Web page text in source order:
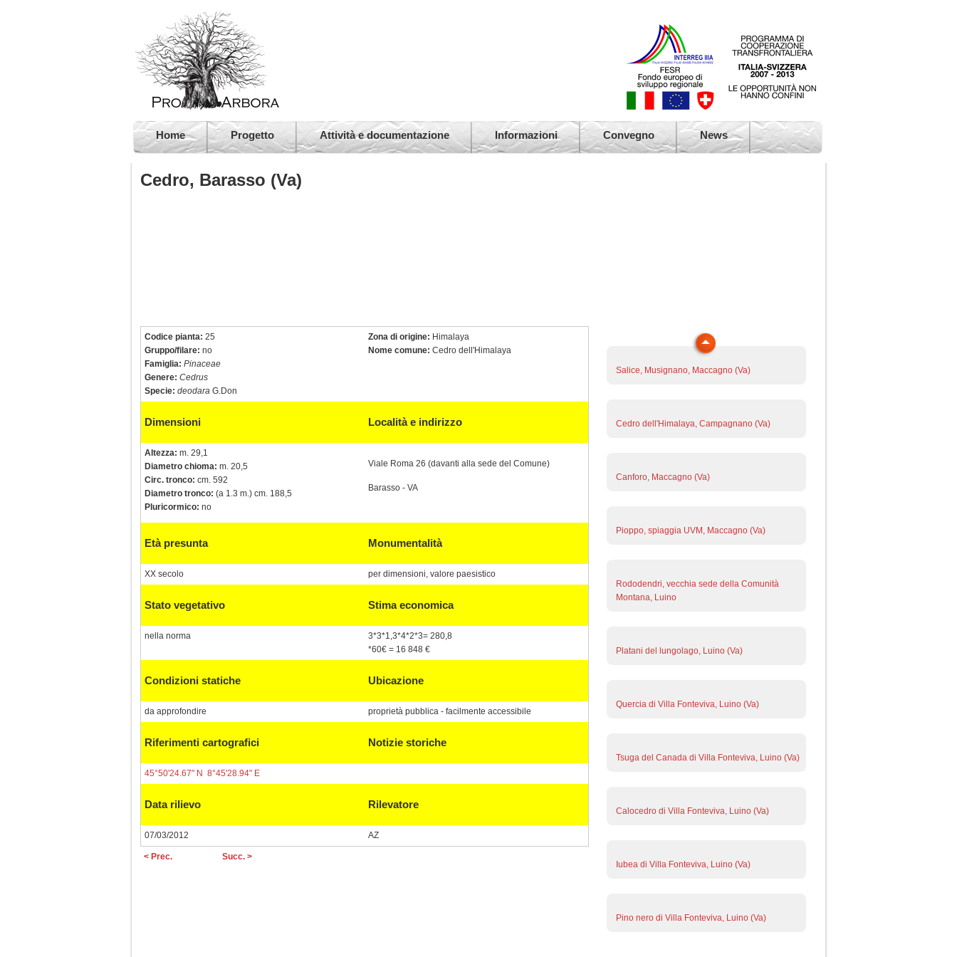
Home Progetto Attività e documentazione Informazioni Convegno News
Cedro, Barasso (Va)
Codice pianta: 25
Gruppo/filare: no
Famiglia: Pinaceae
Genere: Cedrus
Specie: deodara G.Don
Zona di origine: Himalaya
Nome comune: Cedro dell'Himalaya
Dimensioni Località e indirizzo
Altezza: m. 29,1
Diametro chioma: m. 20,5
Circ. tronco: cm. 592
Diametro tronco: (a 1.3 m.) cm. 188,5
Pluricormico: no
Viale Roma 26 (davanti alla sede del Comune)
Barasso - VA
Età presunta Monumentalità
XX secolo per dimensioni, valore paesistico
Stato vegetativo Stima economica
nella norma
3*3*1,3*4*2*3= 280,8
*60€ = 16 848 €
Condizioni statiche Ubicazione
da approfondire proprietà pubblica - facilmente accessibile
Riferimenti cartografici Notizie storiche
45°50'24.67" N 8°45'28.94" E
Data rilievo Rilevatore
07/03/2012 AZ
Salice, Musignano, Maccagno (Va)
Cedro dell'Himalaya, Campagnano (Va)
Canforo, Maccagno (Va)
Pioppo, spiaggia UVM, Maccagno (Va)
Rododendri, vecchia sede della Comunità
Montana, Luino
Platani del lungolago, Luino (Va)
Quercia di Villa Fonteviva, Luino (Va)
Tsuga del Canada di Villa Fonteviva, Luino (Va)
Calocedro di Villa Fonteviva, Luino (Va)
Iubea di Villa Fonteviva, Luino (Va)
Pino nero di Villa Fonteviva, Luino (Va)
Faggi di Villa Leonardi, Ternate (Va)
Tiglio europeo, Ternate (Va)
< Prec. Succ. >